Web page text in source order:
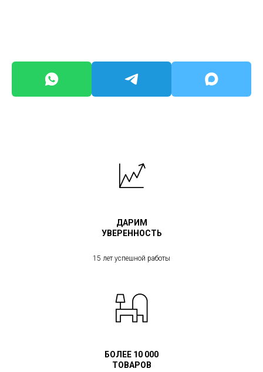
ДАРИМ
УВЕРЕННОСТЬ
15 лет успешной работы
БОЛЕЕ 10 000
ТОВАРОВ